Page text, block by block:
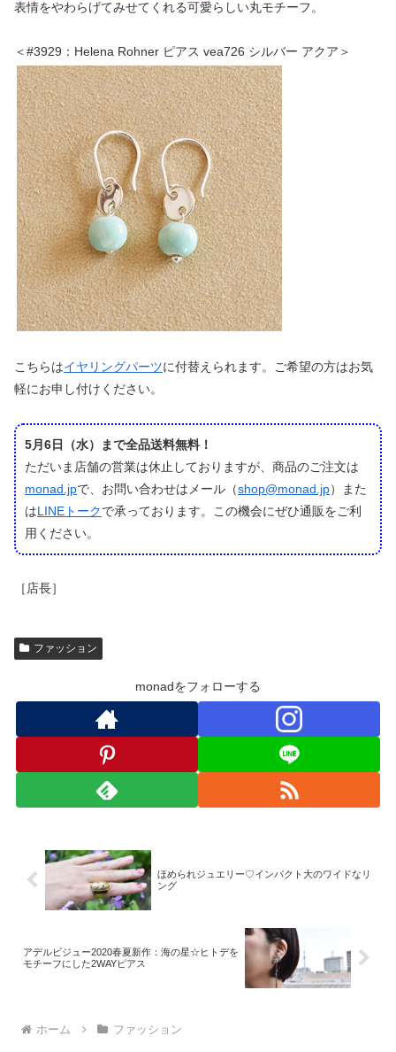
表情をやわらげてみせてくれる可愛らしい丸モチーフ。
＜#3929：Helena Rohner ピアス vea726 シルバー アクア＞
こちらはイヤリングパーツに付替えられます。ご希望の方はお気
軽にお申し付けください。
5月6日（水）まで全品送料無料！
ただいま店舗の営業は休止しておりますが、商品のご注文は
monad.jpで、お問い合わせはメール（shop@monad.jp）また
はLINEトークで承っております。この機会にぜひ通販をご利
用ください。
［店長］
ファッション
monadをフォローする
ほめられジュエリー♡インパクト大のワイドなリ
ング
アデルビジュー2020春夏新作：海の星☆ヒトデを
モチーフにした2WAYピアス
ホーム ファッション